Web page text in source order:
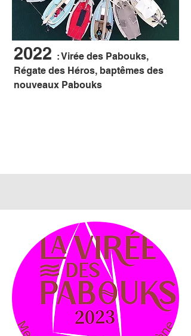
2022 : Virée des Pabouks,
Régate des Héros, baptêmes des
nouveaux Pabouks